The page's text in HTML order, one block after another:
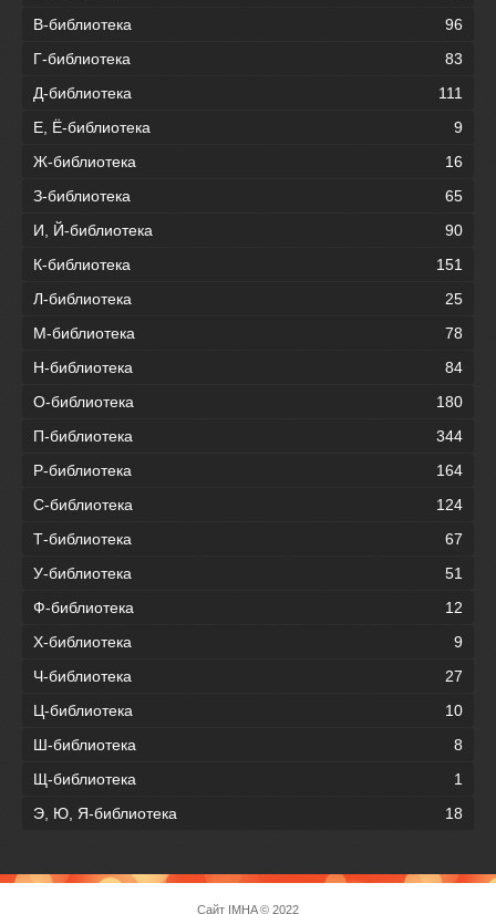
В-библиотека
96
Г-библиотека
83
Д-библиотека
111
Е, Ё-библиотека
9
Ж-библиотека
16
З-библиотека
65
И, Й-библиотека
90
К-библиотека
151
Л-библиотека
25
М-библиотека
78
Н-библиотека
84
О-библиотека
180
П-библиотека
344
Р-библиотека
164
С-библиотека
124
Т-библиотека
67
У-библиотека
51
Ф-библиотека
12
Х-библиотека
9
Ч-библиотека
27
Ц-библиотека
10
Ш-библиотека
8
Щ-библиотека
1
Э, Ю, Я-библиотека
18
Сайт IMHA© 2022